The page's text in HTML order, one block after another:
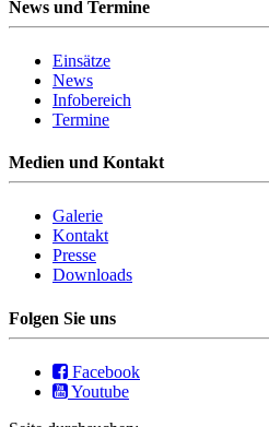
News und Termine
Einsätze
News
Infobereich
Termine
Medien und Kontakt
Galerie
Kontakt
Presse
Downloads
Folgen Sie uns
Facebook
Youtube